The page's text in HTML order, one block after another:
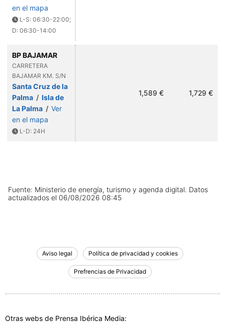
en el mapa
L-S: 06:30-22:00;
D: 06:30-14:00
BP BAJAMAR
CARRETERA
BAJAMAR KM. S/N
Santa Cruz de la
Palma / Isla de
La Palma / Ver
en el mapa
L-D: 24H
1,589 € 1,729 €
Fuente: Ministerio de energía, turismo y agenda digital. Datos
actualizados el 06/08/2026 08:45
Aviso legal Política de privacidad y cookies
Prefrencias de Privacidad
Otras webs de Prensa Ibérica Media: